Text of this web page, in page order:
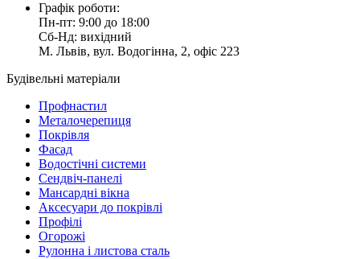
Графік роботи:
Пн-пт: 9:00 до 18:00
Сб-Нд: вихідний
М. Львів, вул. Водогінна, 2, офіс 223
Будівельні матеріали
Профнастил
Металочерепиця
Покрівля
Фасад
Водостічні системи
Сендвіч-панелі
Мансардні вікна
Аксесуари до покрівлі
Профілі
Огорожі
Рулонна і листова сталь